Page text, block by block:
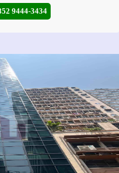
9444-3434